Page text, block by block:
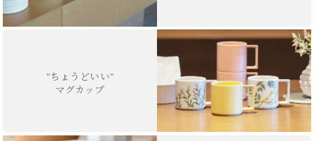
"ちょうどいい"
マグカップ